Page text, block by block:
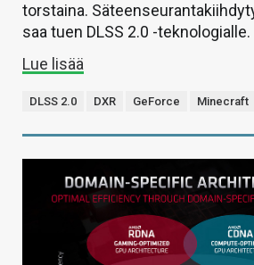
torstaina.
saa tuen DLSS 2.0 -teknologialle.
Lue lisää
DLSS 2.0 DXR GeForce Minecraft